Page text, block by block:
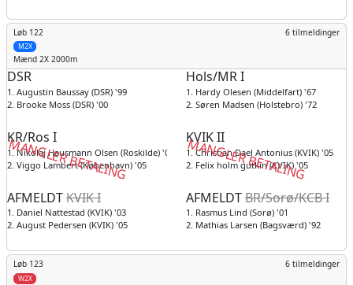
Løb 122 6 tilmeldinger
M2X
Mænd 2X 2000m
DSR
1. Augustin Baussay (DSR) '99
2. Brooke Moss (DSR) '00
Hols/MR I
1. Hardy Olesen (Middelfart) '67
2. Søren Madsen (Holstebro) '72
KR/Ros I
MANGLER BETALING
1. Nikolaj Hausmann Olsen (Roskilde) '05
2. Viggo Lambert (København) '05
KVIK II
MANGLER BETALING
1. Christian Dael Antonius (KVIK) '05
2. Felix holm gutkin (KVIK) '05
AFMELDTKVIK I
1. Daniel Nattestad (KVIK) '03
2. August Pedersen (KVIK) '05
AFMELDTBR/Sorø/KCB I
1. Rasmus Lind (Sorø) '01
2. Mathias Larsen (Bagsværd) '92
Løb 123 6 tilmeldinger
W2X